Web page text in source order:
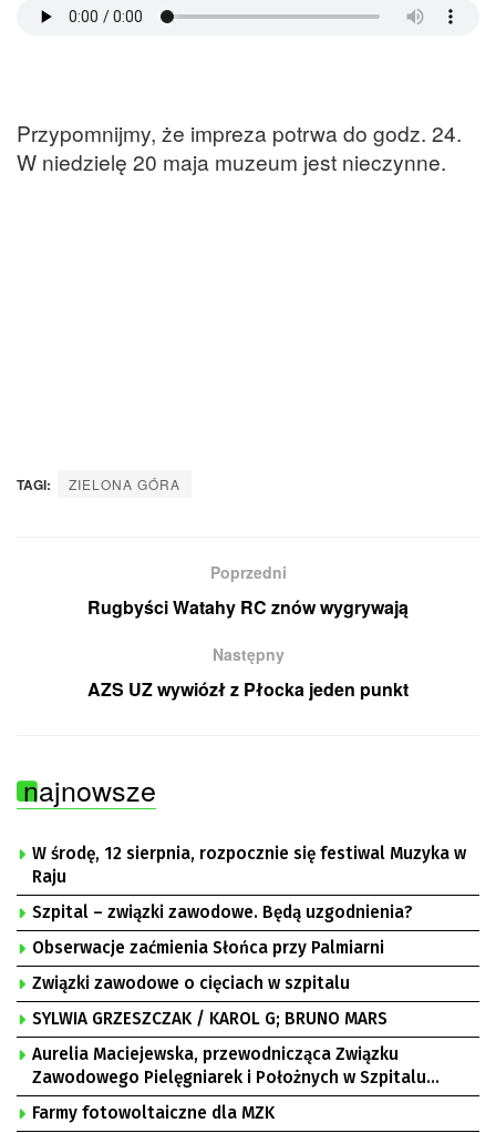
Przypomnijmy, że impreza potrwa do godz. 24.
W niedzielę 20 maja muzeum jest nieczynne.
TAGI: ZIELONA GÓRA
Poprzedni
Rugbyści Watahy RC znów wygrywają
Następny
AZS UZ wywiózł z Płocka jeden punkt
najnowsze
W środę, 12 sierpnia, rozpocznie się festiwal Muzyka w
Raju
Szpital – związki zawodowe. Będą uzgodnienia?
Obserwacje zaćmienia Słońca przy Palmiarni
Związki zawodowe o cięciach w szpitalu
SYLWIA GRZESZCZAK / KAROL G; BRUNO MARS
Aurelia Maciejewska, przewodnicząca Związku
Zawodowego Pielęgniarek i Położnych w Szpitalu
Uniwersyteckim w Zielonej Górze, Bogusław
Motowidełko, przewodniczący Zarządu Regionu NSZZ
Farmy fotowoltaiczne dla MZK